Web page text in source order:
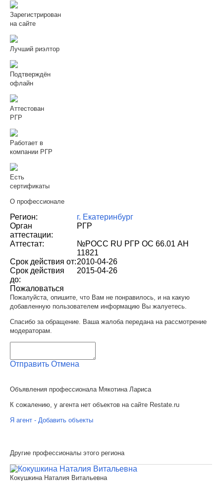
Зарегистрирован
на сайте
Лучший риэлтор
Подтверждён
офлайн
Аттестован
РГР
Работает в
компании РГР
Есть
сертификаты
О профессионале
Регион:
г. Екатеринбург
Орган
аттестации:
РГР
Аттестат:
№РОСС RU РГР ОС 66.01 АН
11821
Срок действия от:2010-04-26
Срок действия
до:
2015-04-26
Пожаловаться
Пожалуйста, опишите, что Вам не понравилось, и на какую
добавленную пользователем информацию Вы жалуетесь.
Спасибо за обращение. Ваша жалоба передана на рассмотрение
модераторам.
Отправить Отмена
Объявления профессионала Мякотина Лариса
К сожалению, у агента нет объектов на сайте Restate.ru
Я агент - Добавить объекты
Другие профессионалы этого региона
Кокушкина Наталия Витальевна